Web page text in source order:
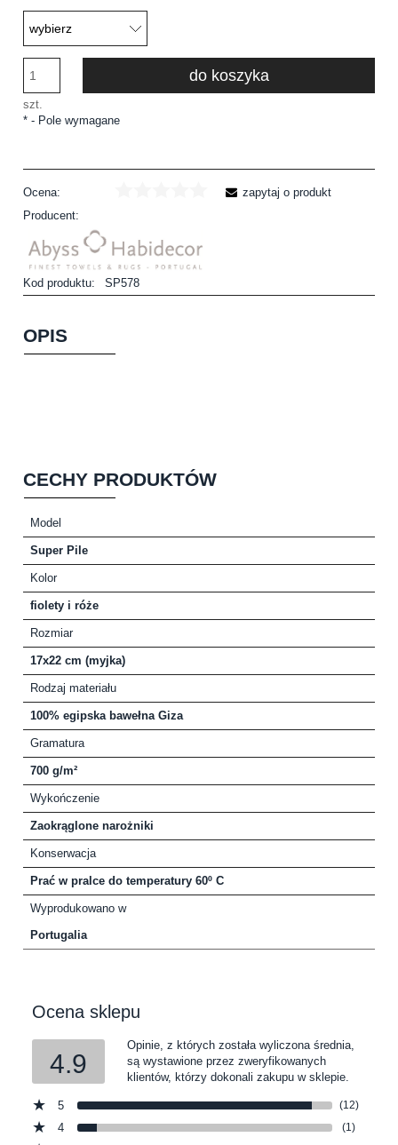
szt.
do koszyka
* - Pole wymagane
Ocena:
Producent:
Kod produktu: SP578
zapytaj o produkt
OPIS
CECHY PRODUKTÓW
Model
Super Pile
Kolor
fiolety i róże
Rozmiar
17x22 cm (myjka)
Rodzaj materiału
100% egipska bawełna Giza
Gramatura
700 g/m²
Wykończenie
Zaokrąglone narożniki
Konserwacja
Prać w pralce do temperatury 60º C
Wyprodukowano w
Portugalia
Ocena sklepu
4.9
Opinie, z których została wyliczona średnia,
są wystawione przez zweryfikowanych
klientów, którzy dokonali zakupu w sklepie.
5 (12)
4 (1)